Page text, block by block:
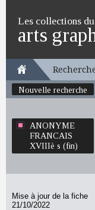
Les collections
arts
Nouvelle recherche
ANONYME
FRANCAIS
XVIIIè s (fin)
Mise à jour de la fiche
21/10/2022